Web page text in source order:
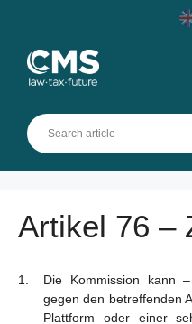
Artikel 76 –
Die Kommission kann
gegen den betreffenden
Plattform oder einer